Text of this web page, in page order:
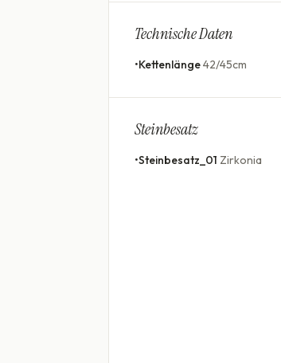
Technische Daten
•Kettenlänge42/45cm
Steinbesatz
•Steinbesatz_01 Zirkonia